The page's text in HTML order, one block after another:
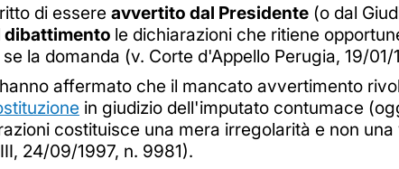
di essere avvertito dal Presidente (o dal
dibattimento le dichiarazioni che ritiene
la domanda (v. Corte d'Appello Perugia, 19/01/
affermato che il mancato avvertimento
in giudizio dell'imputato contumace
costituisce una mera irregolarità e non
24/09/1997, n. 9981).